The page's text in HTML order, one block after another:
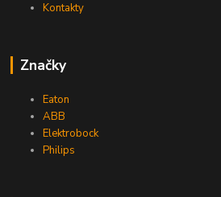
Kontakty
Značky
Eaton
ABB
Elektrobock
Philips